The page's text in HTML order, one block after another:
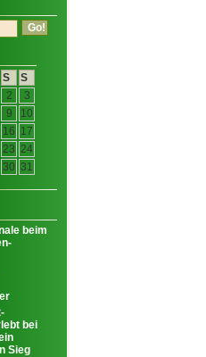
S
S
2
3
9
10
16 17
23 24
30 31
beim
bei
Sieg